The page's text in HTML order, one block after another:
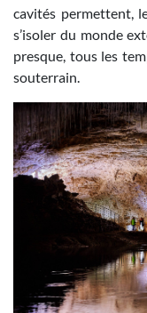
cavités permettent,
s’isoler du monde
presque, tous les
souterrain.